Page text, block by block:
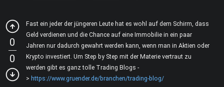
0
0
Fast ein jeder der jüngeren Leute hat es wohl auf dem Schirm, dass
Geld verdienen und die Chance auf eine Immobilie in ein paar
Jahren nur dadurch gewahrt werden kann, wenn man in Aktien oder
Krypto investiert. Um Step by Step mit der Materie vertraut zu
werden gibt es ganz tolle Trading Blogs -
> https://www.gruender.de/branchen/trading-blog/